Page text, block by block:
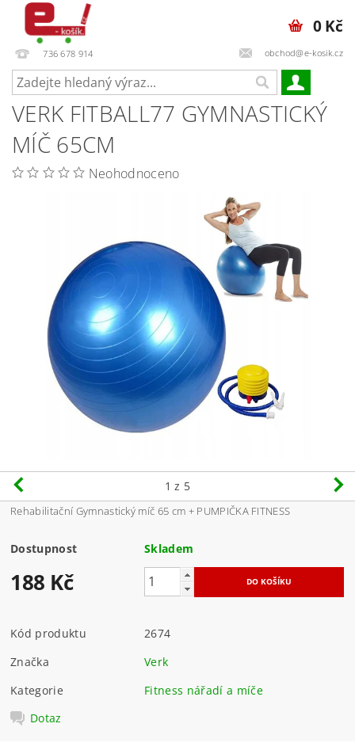
736 678 914 obchod@e-kosik.cz
0 Kč
VERK FITBALL77 GYMNASTICKÝ
MÍČ 65CM
Neohodnoceno
1 z 5
Rehabilitační Gymnastický míč 65 cm + PUMPIČKA FITNESS
Dostupnost Skladem
188 Kč
Kód produktu
2674
Značka
Verk
Kategorie
Fitness nářadí a míče
Dotaz